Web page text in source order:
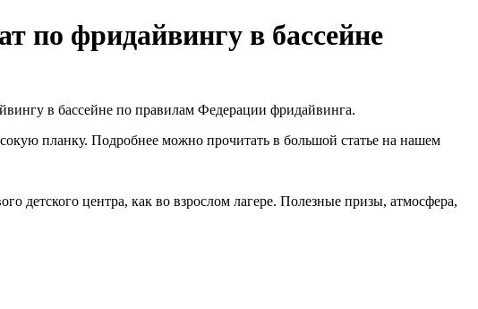
по фридайвингу в бассейне
в бассейне по правилам Федерации фридайвинга.
планку. Подробнее можно прочитать в большой статье на нашем
детского центра, как во взрослом лагере. Полезные призы, атмосфера,